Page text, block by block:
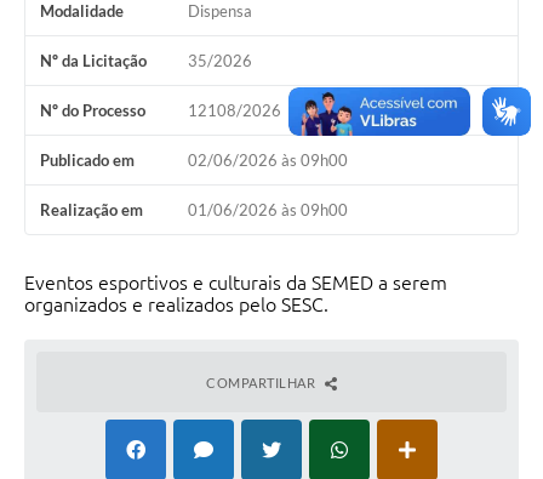
Conselhos Municipais
Nota Fiscal Eletrônica
Tramitação de Processos
Vigilância Sanitária
Modalidade Dispensa
Nº da Licitação 35/2026
Nº do Processo 12108/2026
Publicado em 02/06/2026 às 09h00
Realização em 01/06/2026 às 09h00
Eventos esportivos e culturais da SEMED a serem
organizados e realizados pelo SESC.
COMPARTILHAR